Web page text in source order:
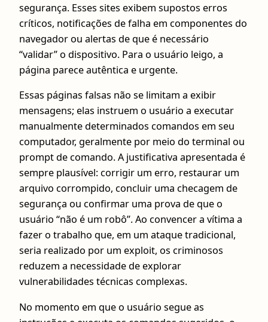
segurança. Esses sites exibem supostos erros
críticos, notificações de falha em componentes do
navegador ou alertas de que é necessário
“validar” o dispositivo. Para o usuário leigo, a
página parece autêntica e urgente.
Essas páginas falsas não se limitam a exibir
mensagens; elas instruem o usuário a executar
manualmente determinados comandos em seu
computador, geralmente por meio do terminal ou
prompt de comando. A justificativa apresentada é
sempre plausível: corrigir um erro, restaurar um
arquivo corrompido, concluir uma checagem de
segurança ou confirmar uma prova de que o
usuário “não é um robô”. Ao convencer a vítima a
fazer o trabalho que, em um ataque tradicional,
seria realizado por um exploit, os criminosos
reduzem a necessidade de explorar
vulnerabilidades técnicas complexas.
No momento em que o usuário segue as